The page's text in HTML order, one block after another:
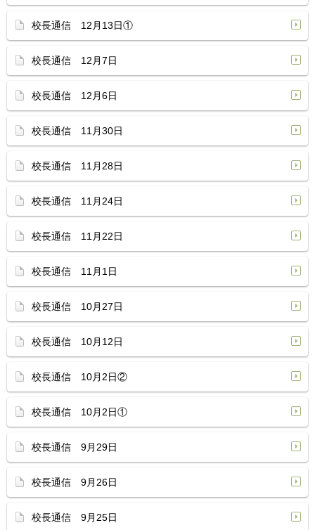
校長通信 12月13日①
校長通信 12月7日
校長通信 12月6日
校長通信 11月30日
校長通信 11月28日
校長通信 11月24日
校長通信 11月22日
校長通信 11月1日
校長通信 10月27日
校長通信 10月12日
校長通信 10月2日②
校長通信 10月2日①
校長通信 9月29日
校長通信 9月26日
校長通信 9月25日